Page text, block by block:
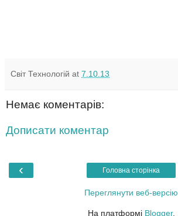
Світ Технологій at 7.10.13
Немає коментарів:
Дописати коментар
‹ Головна сторінка
Переглянути веб-версію
На платформі Blogger.